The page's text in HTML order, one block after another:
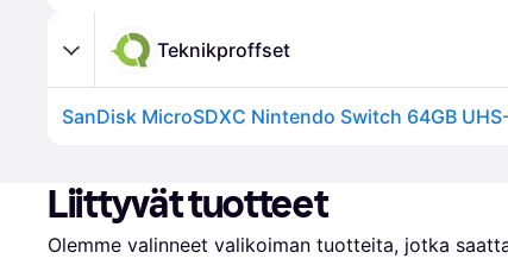
Teknikproffset
SanDisk MicroSDXC Nintendo Switch 64GB
Liittyvät tuotteet
Olemme valinneet valikoiman tuotteita, jotka